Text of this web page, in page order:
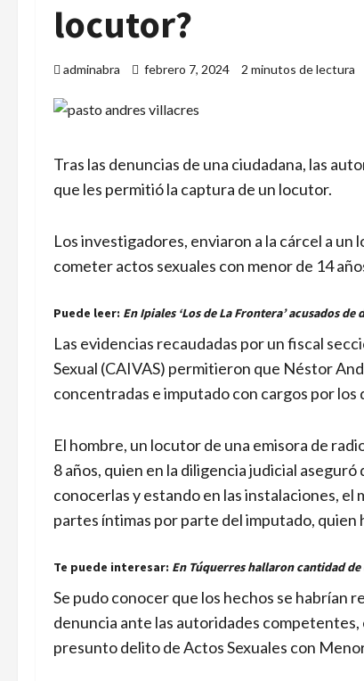
locutor?
adminabra febrero 7, 2024 2 minutos de lectura
Tras las denuncias de una ciudadana, las
que les permitió la captura de un locutor.
Los investigadores, enviaron a la cárcel a
cometer actos sexuales con menor de 14
Puede leer: En Ipiales ‘Los de La Frontera’ acusados
Las evidencias recaudadas por un fiscal
Sexual (CAIVAS) permitieron que Néstor
concentradas e imputado con cargos por los
El hombre, un locutor de una emisora de
8 años, quien en la diligencia judicial
conocerlas y estando en las instalaciones,
partes íntimas por parte del imputado, quien
Te puede interesar: En Túquerres hallaron cantidad
Se pudo conocer que los hechos se habrían
denuncia ante las autoridades
presunto delito de Actos Sexuales con